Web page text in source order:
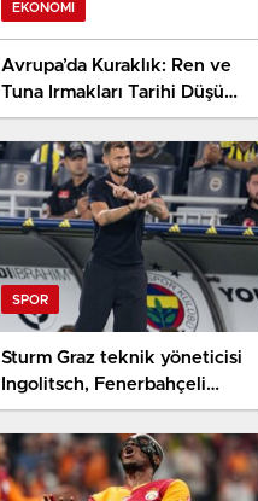
EKONOMI
Avrupa’da Kuraklık: Ren ve
Tuna Irmakları Tarihi Düşük
Düzeyde, Güç ve Sanayi
Tehdit Altında
SPOR
Sturm Graz teknik yöneticisi
Ingolitsch, Fenerbahçeli
yıldızı öve öve bitiremedi